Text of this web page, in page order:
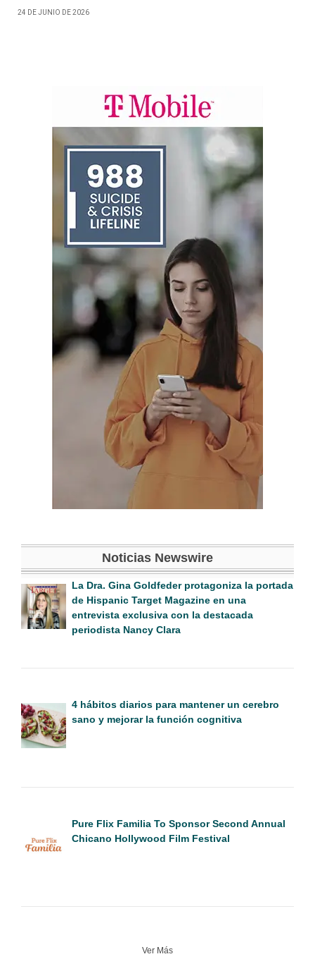
24 DE JUNIO DE 2026
Noticias Newswire
La Dra. Gina Goldfeder protagoniza la portada
de Hispanic Target Magazine en una
entrevista exclusiva con la destacada
periodista Nancy Clara
4 hábitos diarios para mantener un cerebro
sano y mejorar la función cognitiva
Pure Flix Familia To Sponsor Second Annual
Chicano Hollywood Film Festival
Ver Más